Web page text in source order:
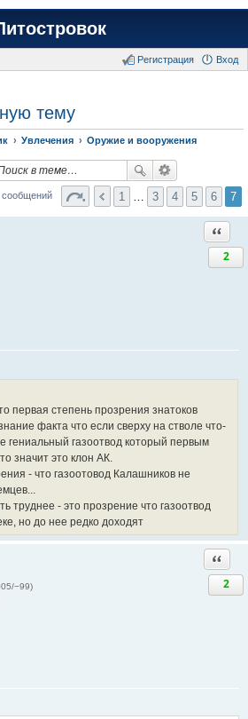
Вход
Регистрация
тему
Увлечения Оружие и вооружения
1 3 4 5 6 7
2
первая степень прозрения знатоков
факта что если сверху на стволе что-
гениальный газоотвод который первым
значит это клон АК.
- что газоотовод Калашников не
труднее - это прозрение что газоотвод
но до нее редко доходят
−99)
2